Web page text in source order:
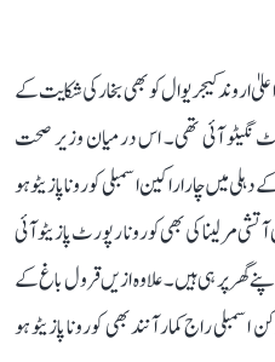
اروند کیجریوال کو بھی بخار کی شکایت کے
نگیٹو آئی تھی۔ اس درمیان وزیر صحت
میں چار اراکین اسمبلی کورونا پازیٹو ہو
مرلینا کی بھی کورونا رپورٹ پازیٹو آئی
گھر پر ہی ہیں۔ علاوہ ازیں قرول باغ کے
راج کمار آنند بھی کورونا پازیٹو ہو